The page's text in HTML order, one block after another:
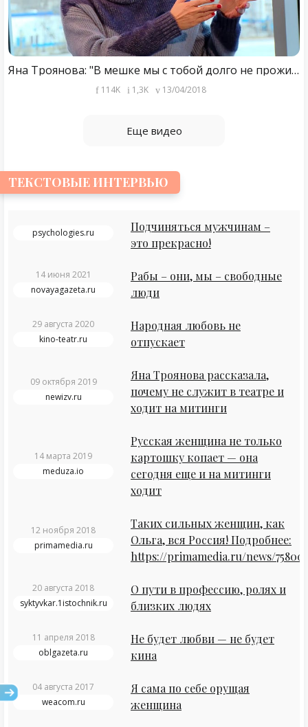
Яна Троянова: "В мешке мы с тобой долго не проживём, дорогая Яна"
114K 1,3K 13/04/2018
Еще видео
ТЕКСТОВЫЕ ИНТЕРВЬЮ
psychologies.ru
Подчиняться мужчинам –
это прекрасно!
14 июня 2021
novayagazeta.ru
Рабы – они, мы – свободные
люди
29 августа 2020
kino-teatr.ru
Народная любовь не
отпускает
09 октября 2019
newizv.ru
Яна Троянова рассказала,
почему не служит в театре и
ходит на митинги
14 марта 2019
meduza.io
Русская женщина не только
картошку копает — она
сегодня еще и на митинги
ходит
12 ноября 2018
primamedia.ru
Таких сильных женщин, как
Ольга, вся Россия! Подробнее:
https://primamedia.ru/news/
20 августа 2018
syktyvkar.1istochnik.ru
О пути в профессию, ролях и
близких людях
11 апреля 2018
oblgazeta.ru
Не будет любви — не будет
кина
04 августа 2017
weacom.ru
Я сама по себе орущая
женщина